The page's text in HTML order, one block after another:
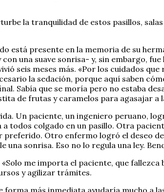
la tranquilidad de estos pasillos,
está presente en la memoria de su
una suave sonrisa- y, sin embargo,
seis meses más. «Por los cuidados
la sedación, porque aquí saben
Sabía que se moría pero no estaba
de frutas y caramelos para agasajar a
Un paciente, un ingeniero peruano,
todos colgado en un pasillo. Otra
Otro enfermo logró el deseo
sonrisa. Eso no lo regula una ley.
me importa el paciente, que
y agilizar trámites.
más inmediata ayudaría mucho a